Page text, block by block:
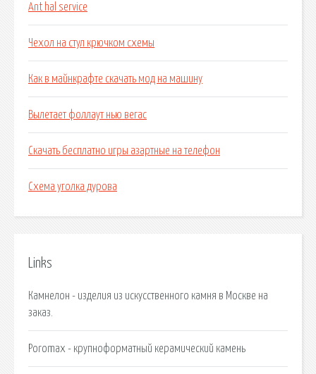
Ant hal service
Чехол на стул крючком схемы
Как в майнкрафте скачать мод на машину
Вылетает фоллаут нью вегас
Скачать бесплатно игры азартные на телефон
Схема уголка дурова
Links
Камнелон - изделия из искусственного камня в Москве на
заказ.
Poromax - крупноформатный керамический камень